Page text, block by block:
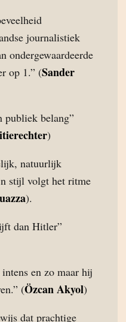
journalistiek
ondergewaardeerde
op 1.” (Sander
publiek belang”
)
natuurlijk
stijl volgt het ritme
).
dan Hitler”
en zo maar hij
(Özcan Akyol)
dat prachtige